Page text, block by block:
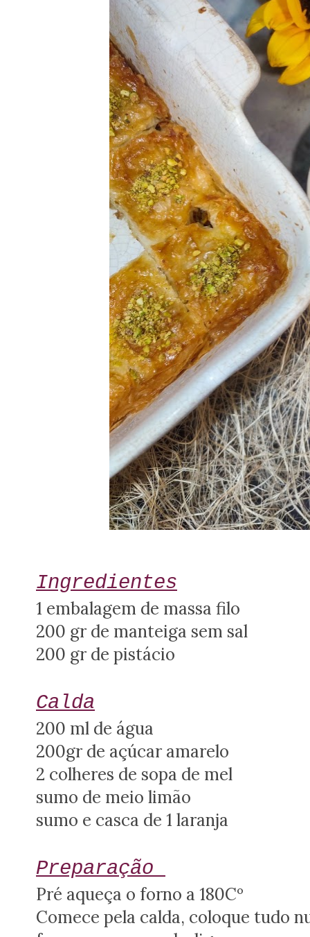
Ingredientes
1 embalagem de massa filo
200 gr de manteiga sem sal
200 gr de pistácio
Calda
200 ml de água
200gr de açúcar amarelo
2 colheres de sopa de mel
sumo de meio limão
sumo e casca de 1 laranja
Preparação
Pré aqueça o forno a 180Cº
Comece pela calda, coloque tudo